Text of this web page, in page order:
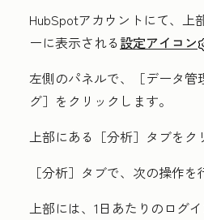
HubSpotアカウントにて、上
ーに表示される設定アイコン
左側のパネルで、［データ管
グ］ をクリックします。
上部にある［分析］ タブをク
［分析］ タブで、次の操作を
上部には、1日あたりのログ